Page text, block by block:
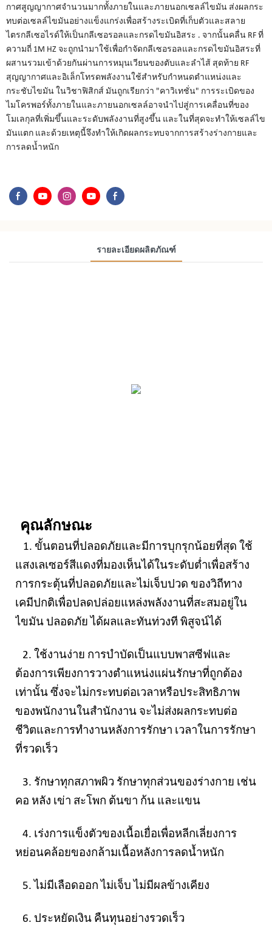
กาศสูญญากาศจำนวนมากทั้งภายในและภายนอกเซลล์ไขมัน ส่งผลกระ
ทบต่อเซลล์ไขมันอย่างแข็งแกร่งเพื่อสร้างระเบิดที่เก็บตัวและสลาย
ไตรกลีเซอไรด์ให้เป็นกลีเซอรอลและกรดไขมันอิสระ . จากนั้นคลื่น RF ที่
ความถี่ 1M HZ จะถูกนำมาใช้เพื่อกำจัดกลีเซอรอลและกรดไขมันอิสระที่
ผสานรวมเข้าด้วยกันผ่านการหมุนเวียนของตับและลำไส้ สุดท้าย RF
สุญญากาศและอิเล็กโทรดพลังงานใช้สำหรับกำหนดตำแหน่งและ
กระชับไขมัน ในวิชาฟิสิกส์ มันถูกเรียกว่า "คาวิเทชั่น" การระเบิดของ
ไมโครพอร์ทั้งภายในและภายนอกเซลล์อาจนำไปสู่การเคลื่อนที่ของ
โมเลกุลที่เพิ่มขึ้นและระดับพลังงานที่สูงขึ้น และในที่สุดจะทำให้เซลล์ไข
มันแตก และด้วยเหตุนี้จึงทำให้เกิดผลกระทบจากการสร้างร่างกายและ
การลดน้ำหนัก
รายละเอียดผลิตภัณฑ์
คุณลักษณะ
1. ขั้นตอนที่ปลอดภัยและมีการบุกรุกน้อยที่สุด ใช้
แสงเลเซอร์สีแดงที่มองเห็นได้ในระดับต่ำเพื่อสร้าง
การกระตุ้นที่ปลอดภัยและไม่เจ็บปวด ของวิถีทาง
เคมีปกติเพื่อปลดปล่อยแหล่งพลังงานที่สะสมอยู่ใน
ไขมัน ปลอดภัย ได้ผลและทันท่วงที พิสูจน์ได้
2. ใช้งานง่าย การบำบัดเป็นแบบพาสซีฟและ
ต้องการเพียงการวางตำแหน่งแผ่นรักษาที่ถูกต้อง
เท่านั้น ซึ่งจะไม่กระทบต่อเวลาหรือประสิทธิภาพ
ของพนักงานในสำนักงาน จะไม่ส่งผลกระทบต่อ
ชีวิตและการทำงานหลังการรักษา เวลาในการรักษา
ที่รวดเร็ว
3. รักษาทุกสภาพผิว รักษาทุกส่วนของร่างกาย เช่น
คอ หลัง เข่า สะโพก ต้นขา ก้น และแขน
4. เร่งการแข็งตัวของเนื้อเยื่อเพื่อหลีกเลี่ยงการ
หย่อนคล้อยของกล้ามเนื้อหลังการลดน้ำหนัก
5. ไม่มีเลือดออก ไม่เจ็บ ไม่มีผลข้างเคียง
6. ประหยัดเงิน คืนทุนอย่างรวดเร็ว